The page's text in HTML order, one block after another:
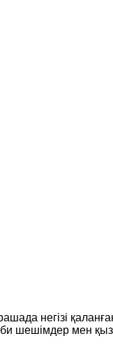
негізі
шешімдер мен